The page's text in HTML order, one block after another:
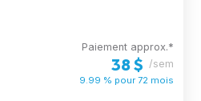
Paiement approx.*
38 $ /sem
9.99 % pour72 mois